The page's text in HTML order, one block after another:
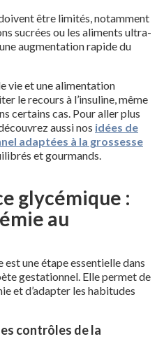
être limités, notamment
sucrées ou les aliments ultra-
augmentation rapide du
vie et une alimentation
le recours à l’insuline, même
certains cas. Pour aller plus
aussi nos idées de
adaptées à la grossesse
et gourmands.
glycémique :
au
une étape essentielle dans
gestationnel. Elle permet de
et d’adapter les habitudes
contrôles de la